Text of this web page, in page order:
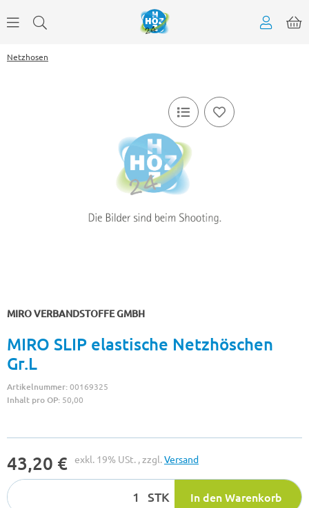
Netzhosen
MIRO VERBANDSTOFFE GMBH
MIRO SLIP elastische Netzhöschen
Gr.L
Artikelnummer:00169325
Inhalt pro OP: 50,00
43,20 € exkl. 19% USt. , zzgl.Versand
STK In den Warenkorb